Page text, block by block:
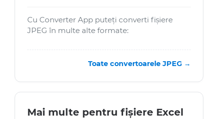
Cu Converter App puteți converti fișiere
JPEG în multe alte formate:
Toate convertoarele JPEG →
Mai multe pentru fișiere Excel